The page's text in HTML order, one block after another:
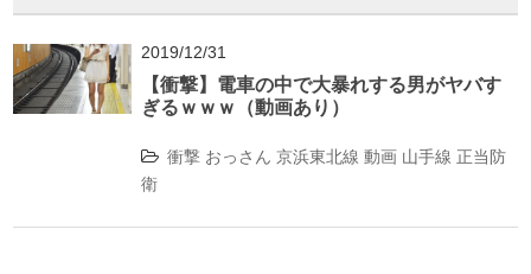
2019/12/31
【衝撃】電車の中で大暴れする男がヤバす
ぎるｗｗｗ（動画あり）
衝撃 おっさん 京浜東北線 動画 山手線 正当防
衛